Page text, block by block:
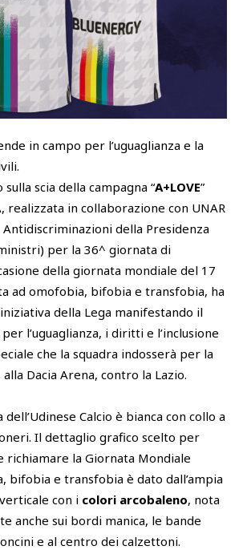
Academy
Cattedra Universidad Europea
Esports
SHOP
PHOTOGALLERY
in campo per l’uguaglianza e la
scia della campagna “A+LOVE”
realizzata in collaborazione con UNAR
della Presidenza
per la 36^ giornata di
della giornata mondiale del 17
ad omofobia, bifobia e transfobia, ha
della Lega manifestando il
l’uguaglianza, i diritti e l’inclusione
che la squadra indosserà per la
Dacia Arena, contro la Lazio.
dell’Udinese Calcio è bianca con collo a
Il dettaglio grafico scelto per
richiamare la Giornata Mondiale
bifobia e transfobia è dato dall’ampia
con i colori arcobaleno, nota
anche sui bordi manica, le bande
e al centro dei calzettoni.